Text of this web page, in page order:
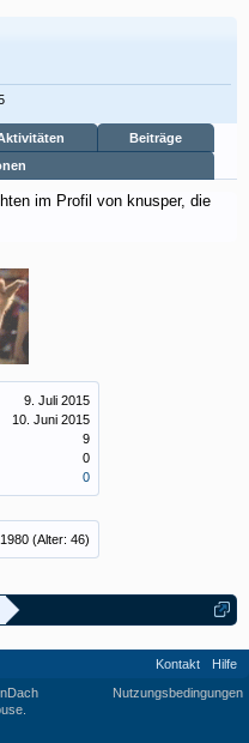
9. Juli 2015
10. Juni 2015
9
0
0
(Alter: 46)
Beiträge
im Profil von knusper, die
Kontakt
Hilfe
Nutzungsbedingungen